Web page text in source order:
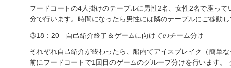
フードコートの4人掛けのテーブルに男性2名、女性2名で座っ
分で行います。時間になったら男性には隣のテーブルにご移動し
③18：20 自己紹介終了＆ゲームに向けてのチーム分け
それぞれ自己紹介が終わったら、船内でアイスブレイク（簡単
前にフードコートで1回目のゲームのグループ分けを行います。